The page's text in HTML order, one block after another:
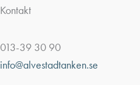
Kontakt
013-39 30 90
info@alvestadtanken.se